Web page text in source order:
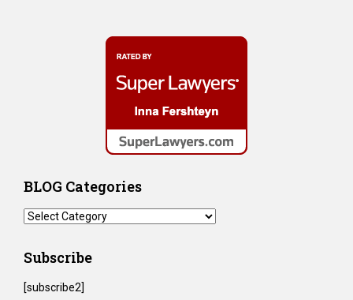
BLOG Categories
BLOG
Subscribe
[subscribe2]